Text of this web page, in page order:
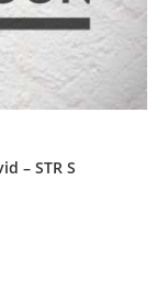
– STR S